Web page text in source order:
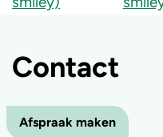
Contact
Afspraak maken